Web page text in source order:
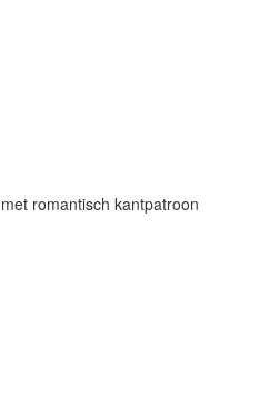
romantisch kantpatroon